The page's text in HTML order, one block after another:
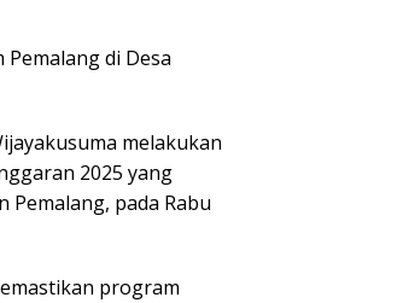
di Desa
melakukan
2025 yang
Pemalang, pada Rabu
program